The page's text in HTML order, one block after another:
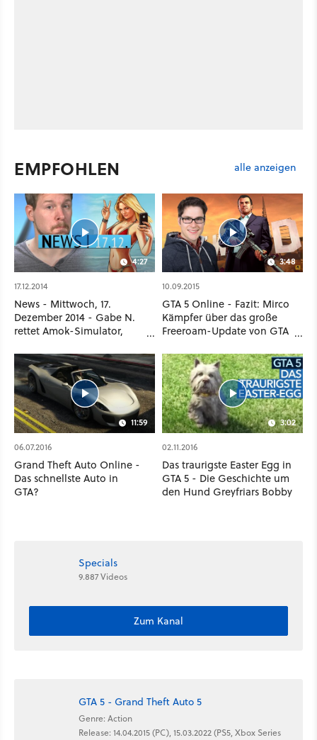
EMPFOHLEN alle anzeigen
4:27
17.12.2014
News - Mittwoch, 17.
Dezember 2014 - Gabe N.
rettet Amok-Simulator,
dem Durchbruch
3:48
10.09.2015
GTA 5 Online - Fazit: Mirco
Kämpfer über das große
Freeroam-Update von GTA
11:59
06.07.2016
Grand Theft Auto Online -
Das schnellste Auto in
GTA?
3:02
02.11.2016
Das traurigste Easter Egg in
GTA 5 - Die Geschichte um
den Hund Greyfriars Bobby
Specials
9.887 Videos
Zum Kanal
GTA 5 - Grand Theft Auto 5
Genre: Action
Release: 14.04.2015 (PC), 15.03.2022 (PS5, Xbox Series